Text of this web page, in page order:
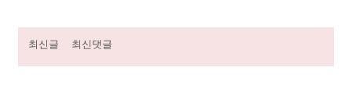
최신글 최신댓글